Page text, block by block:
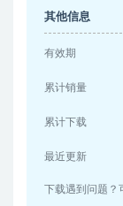
其他信息
有效期
累计销量
累计下载
最近更新
下载遇到问题？